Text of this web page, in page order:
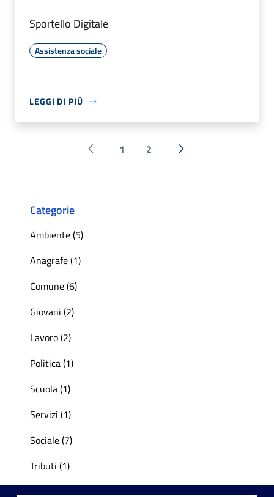
Sportello Digitale
Assistenza sociale
LEGGI DI PIÙ
Pagina precedente
1 2 Successiva »
Categorie
Ambiente (5)
Anagrafe (1)
Comune (6)
Giovani (2)
Lavoro (2)
Politica (1)
Scuola (1)
Servizi (1)
Sociale (7)
Tributi (1)